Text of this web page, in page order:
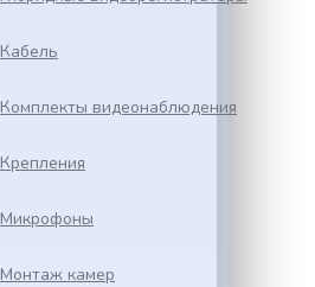
Кабель
Комплекты видеонаблюдения
Крепления
Микрофоны
Монтаж камер